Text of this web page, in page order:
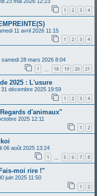
1 2 3 4
11 avril 2026 11:15
1 2 3 4
samedi 28 mars 2026 8:04
1 18 19 20 21
2025 : L'usure
décembre 2025 19:59
1 2 3 4
d'animaux"
2025 12:11
1 2
06 août 2025 13:24
1 5 6 7 8
moi rire !"
juin 2025 11:50
1 2